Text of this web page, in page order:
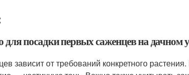
посадки первых саженцев на дачном
зависит от требований конкретного